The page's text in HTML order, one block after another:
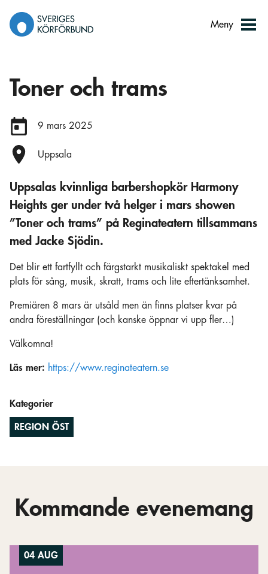
innehåll
Meny
Toner och trams
Datum:
9 mars 2025
Plats:
Uppsala
Uppsalas kvinnliga barbershopkör Harmony
Heights ger under två helger i mars showen
”Toner och trams” på Reginateatern tillsammans
med Jacke Sjödin.
Det blir ett fartfyllt och färgstarkt musikaliskt spektakel med
plats för sång, musik, skratt, trams och lite eftertänksamhet.
Premiären 8 mars är utsåld men än finns platser kvar på
andra föreställningar (och kanske öppnar vi upp fler…)
Välkomna!
Läs mer: https://www.reginateatern.se
Kategorier
REGION ÖST
Kommande evenemang
04 AUG